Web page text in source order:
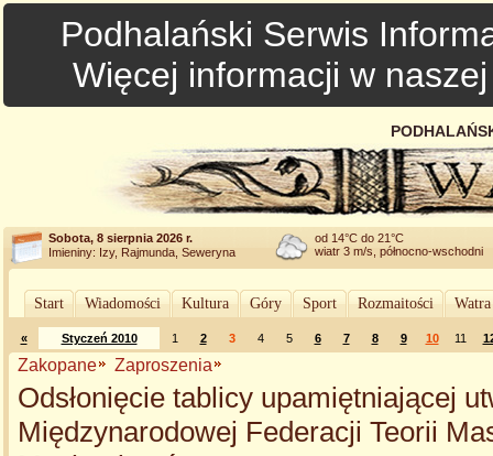
Podhalański Serwis
Więcej informacji w
Sobota, 8 sierpnia 2026 r.
Imieniny: Izy, Rajmunda, Seweryna
od 14°C do 21°C
wiatr 3 m/s, północno-wschodni
Start Wiadomości Kultura Góry Sport Rozmaitości
« Styczeń 2010 1 2 3 4 5 6 7 8 9 10 11
Zakopane Zaproszenia
Odsłonięcie tablicy upamiętniającej
Międzynarodowej Federacji Teorii